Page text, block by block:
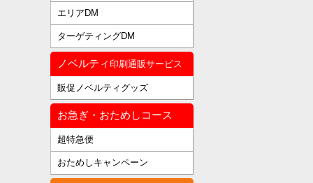
エリアDM
ターゲティングDM
ノベルティ 印刷通販サービス
販促ノベルティグッズ
お急ぎ・おためしコース
超特急便
おためしキャンペーン